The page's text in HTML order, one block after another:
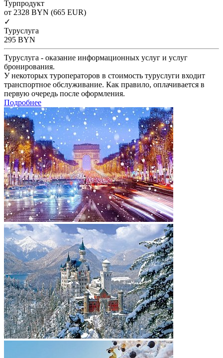
Турпродукт
от 2328 BYN (665 EUR)
✓
Туруслуга
295 BYN
Туруслуга - оказание информационных услуг и услуг
бронирования.
У некоторых туроператоров в стоимость туруслуги входит
транспортное обслуживание. Как правило, оплачивается в
первую очередь после оформления.
Подробнее